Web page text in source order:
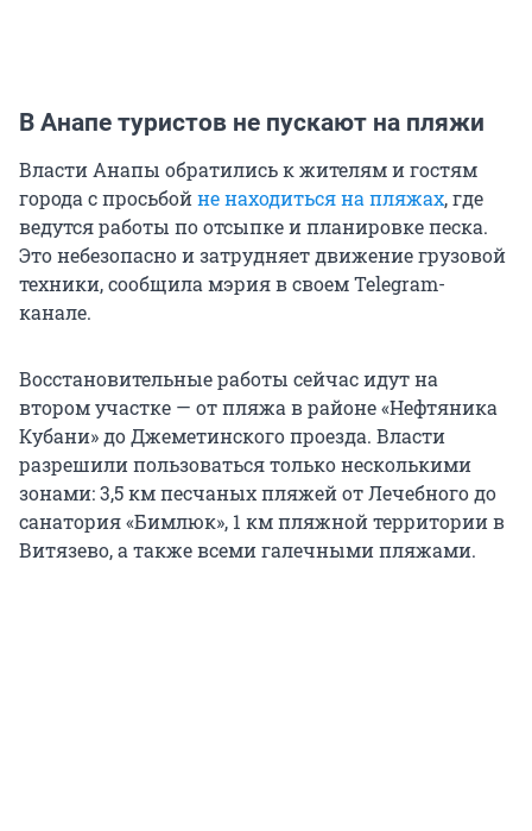
В Анапе туристов не пускают на пляжи
Власти Анапы обратились к жителям и гостям
города с просьбойне находиться на пляжах, где
ведутся работы по отсыпке и планировке песка.
Это небезопасно и затрудняет движение грузовой
техники, сообщила мэрия в своем Telegram-
канале.
Восстановительные работы сейчас идут на
втором участке — от пляжа в районе «Нефтяника
Кубани» до Джеметинского проезда. Власти
разрешили пользоваться только несколькими
зонами: 3,5 км песчаных пляжей от Лечебного до
санатория «Бимлюк», 1 км пляжной территории в
Витязево, а также всеми галечными пляжами.